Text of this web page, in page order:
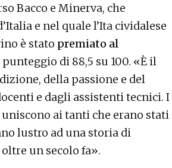
Bacco e Minerva, che
e nel quale l’Ita cividalese
è stato premiato al
punteggio di 88,5 su 100. «È il
della passione e del
e dagli assistenti tecnici. I
ai tanti che erano stati
lustro ad una storia di
un secolo fa».